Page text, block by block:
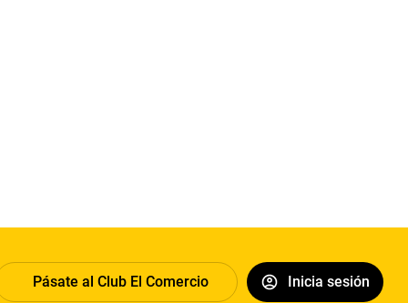
Pásate al Club El Comercio Inicia sesión